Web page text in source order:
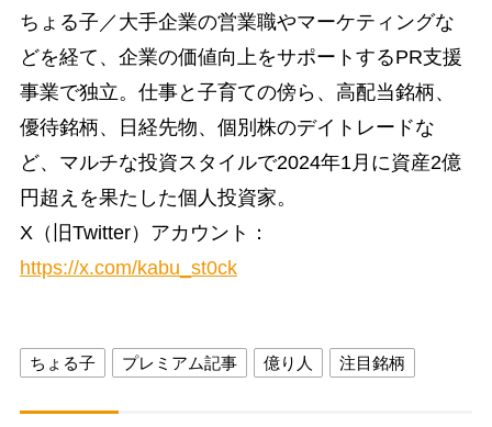
ちょる子／大手企業の営業職やマーケティングな
どを経て、企業の価値向上をサポートするPR支援
事業で独立。仕事と子育ての傍ら、高配当銘柄、
優待銘柄、日経先物、個別株のデイトレードな
ど、マルチな投資スタイルで2024年1月に資産2億
円超えを果たした個人投資家。
X（旧Twitter）アカウント：
https://x.com/kabu_st0ck
ちょる子 プレミアム記事 億り人 注目銘柄